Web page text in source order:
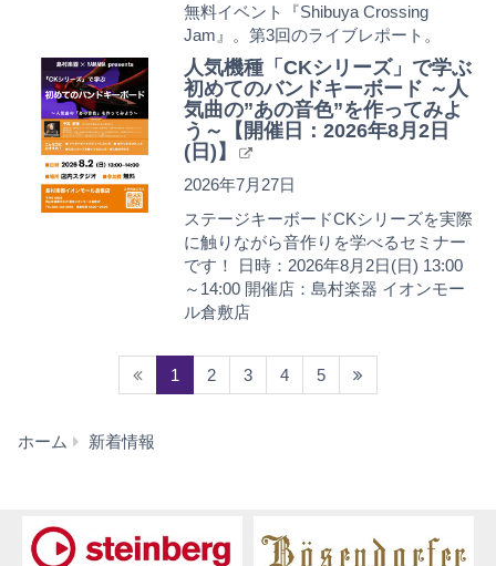
無料イベント『Shibuya Crossing
Jam』。第3回のライブレポート。
人気機種「CKシリーズ」で学ぶ
初めてのバンドキーボード ～人
気曲の”あの音色”を作ってみよ
う～【開催日：2026年8月2日
(日)】
2026年7月27日
ステージキーボードCKシリーズを実際
に触りながら音作りを学べるセミナー
です！ 日時：2026年8月2日(日) 13:00
～14:00 開催店：島村楽器 イオンモー
ル倉敷店
1 (current)
2 3 4 5
ホーム 新着情報